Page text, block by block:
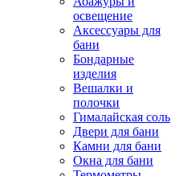
освещение
Аксессуары для
бани
Бондарные
изделия
Вешалки и
полочки
Гималайская соль
Двери для бани
Камни для бани
Окна для бани